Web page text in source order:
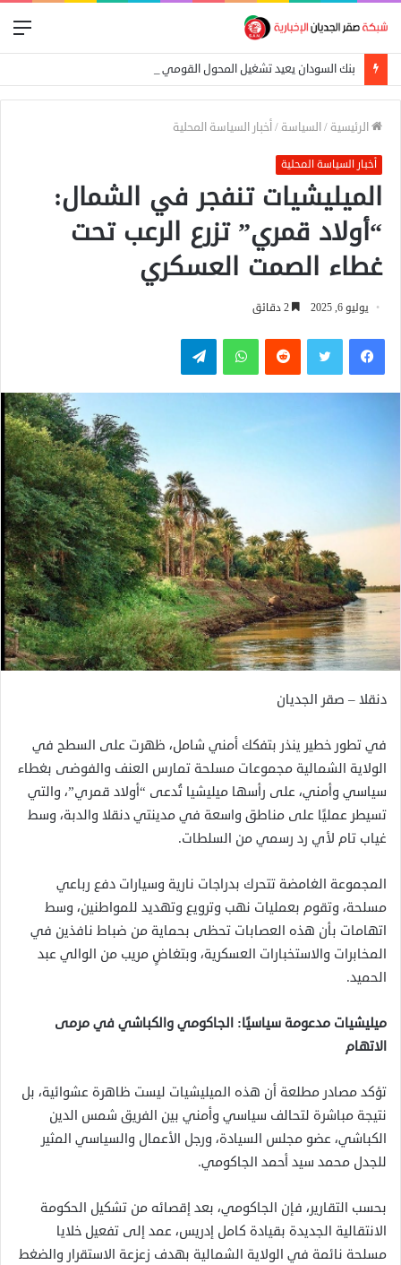
بنك السودان يعيد تشغيل المحول القومي للدفع الإلكتروني
الرئيسية /السياسة /أخبار السياسة المحلية
أخبار السياسة المحلية
الميليشيات تنفجر في الشمال:
“أولاد قمري” تزرع الرعب تحت
غطاء الصمت العسكري
يوليو 6, 2025
فيسبوكتويتر واتساب تيلقرام
دنقلا – صقر الجديان
في تطور خطير ينذر بتفكك أمني شامل، ظهرت على السطح في
الولاية الشمالية مجموعات مسلحة تمارس العنف والفوضى بغطاء
سياسي وأمني، على رأسها ميليشيا تُدعى “أولاد قمري”، والتي
تسيطر عمليًا على مناطق واسعة في مدينتي دنقلا والدبة، وسط
غياب تام لأي رد رسمي من السلطات.
المجموعة الغامضة تتحرك بدراجات نارية وسيارات دفع رباعي
مسلحة، وتقوم بعمليات نهب وترويع وتهديد للمواطنين، وسط
اتهامات بأن هذه العصابات تحظى بحماية من ضباط نافذين في
المخابرات والاستخبارات العسكرية، وبتغاضٍ مريب من الوالي عبد
الحميد.
ميليشيات مدعومة سياسيًا: الجاكومي والكباشي في مرمى
الاتهام
تؤكد مصادر مطلعة أن هذه الميليشيات ليست ظاهرة عشوائية، بل
نتيجة مباشرة لتحالف سياسي وأمني بين الفريق شمس الدين
الكباشي، عضو مجلس السيادة، ورجل الأعمال والسياسي المثير
للجدل محمد سيد أحمد الجاكومي.
بحسب التقارير، فإن الجاكومي، بعد إقصائه من تشكيل الحكومة
الانتقالية الجديدة بقيادة كامل إدريس، عمد إلى تفعيل خلايا
مسلحة نائمة في الولاية الشمالية بهدف زعزعة الاستقرار والضغط